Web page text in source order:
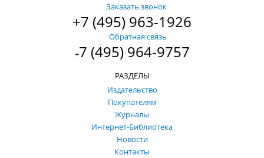
Заказать звонок
+7 (495) 963-1926
Обратная связь
+7 (495) 964-9757
РАЗДЕЛЫ
Издательство
Покупателям
Журналы
Интернет-Библиотека
Новости
Контакты